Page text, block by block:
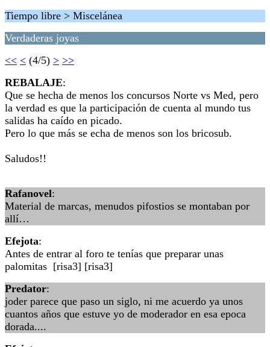
Tiempo libre > Miscelánea
Verdaderas joyas
<< < (4/5) > >>
REBALAJE:
Que se hecha de menos los concursos Norte vs Med, pero
la verdad es que la participación de cuenta al mundo tus
salidas ha caído en picado.
Pero lo que más se echa de menos son los bricosub.
Saludos!!
Rafanovel:
Material de marcas, menudos pifostios se montaban por
allí…
Efejota:
Antes de entrar al foro te tenías que preparar unas
palomitas [risa3] [risa3]
Predator:
joder parece que paso un siglo, ni me acuerdo ya unos
cuantos años que estuve yo de moderador en esa epoca
dorada....